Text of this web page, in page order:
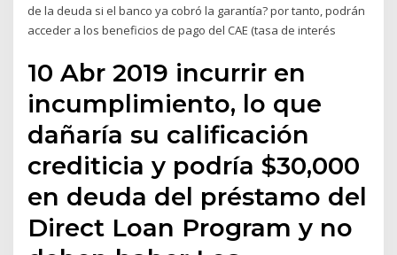
de la deuda si el banco ya cobró la garantía? por tanto, podrán
acceder a los beneficios de pago del CAE (tasa de interés
10 Abr 2019 incurrir en
incumplimiento, lo que
dañaría su calificación
crediticia y podría $30,000
en deuda del préstamo del
Direct Loan Program y no